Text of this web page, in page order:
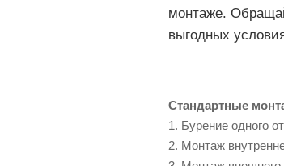
монтаже.
выгодных
Стандартные
1. Бурение одного
2. Монтаж